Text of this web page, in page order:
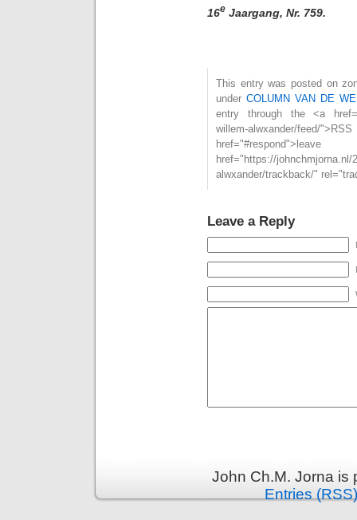
16e Jaargang, Nr. 759.
This entry was posted on
under COLUMN VAN DE
entry through the <a
willem-alwxander/
href="https://johnchmjorna.nl/
alwxander/trackback/"
Leave a Reply
John Ch.M. Jorna
Entries (RSS)